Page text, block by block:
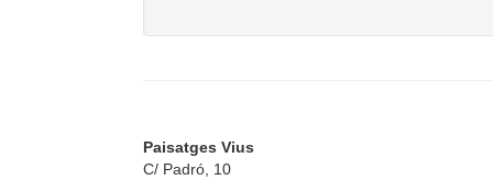
Paisatges Vius
C/ Padró, 10